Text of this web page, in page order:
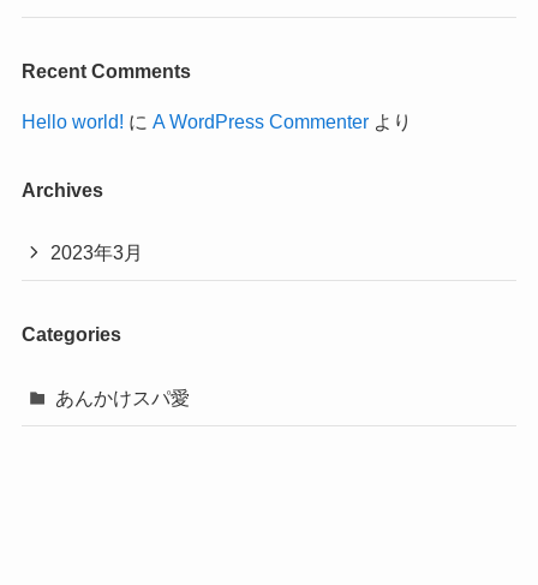
Recent Comments
Hello world! に A WordPress Commenterより
Archives
2023年3月
Categories
あんかけスパ愛